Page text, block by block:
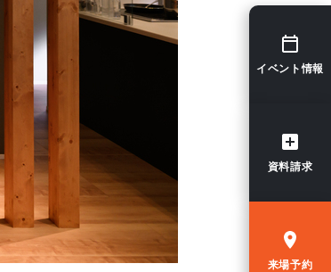
イベント情報
資料請求
来場予約